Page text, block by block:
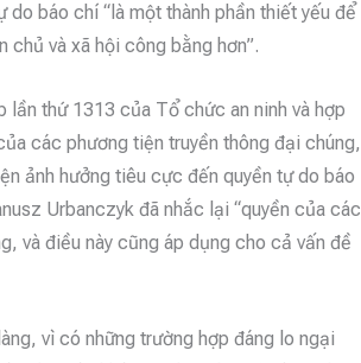
do báo chí “là một thành phần thiết yếu để
chủ và xã hội công bằng hơn”.
lần thứ 1313 của Tổ chức an ninh và hợp
các phương tiện truyền thông đại chúng,
ảnh hưởng tiêu cực đến quyền tự do báo
Urbanczyk đã nhắc lại “quyền của các
và điều này cũng áp dụng cho cả vấn đề
vì có những trường hợp đáng lo ngại